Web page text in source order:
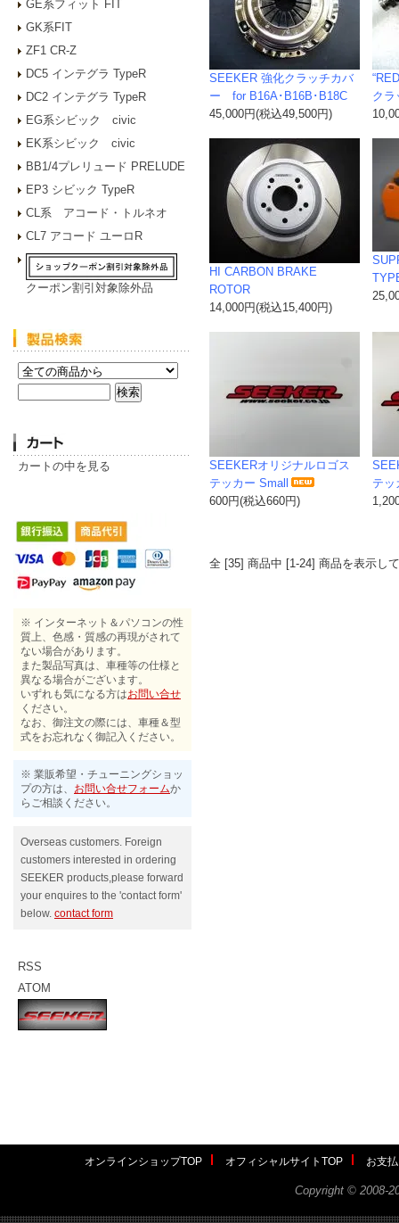
GE系フィット FIT
GK系FIT
ZF1 CR-Z
DC5 インテグラ TypeR
DC2 インテグラ TypeR
EG系シビック civic
EK系シビック civic
BB1/4プレリュード PRELUDE
EP3 シビック TypeR
CL系 アコード・トルネオ
CL7 アコード ユーロR
クーポン割引対象除外品
カートの中を見る
※ インターネット＆パソコンの性
質上、色感・質感の再現がされて
ない場合があります。
また製品写真は、車種等の仕様と
異なる場合がございます。
いずれも気になる方はお問い合せ
ください。
なお、御注文の際には、車種＆型
式をお忘れなく御記入ください。
※ 業販希望・チューニングショッ
プの方は、 お問い合せフォームか
らご相談ください。
Overseas customers. Foreign
customers interested in ordering
SEEKER products,please forward
your enquires to the 'contact form'
below. contact form
RSS
ATOM
SEEKER 強化クラッチカバ
ー for B16A･B16B･B18C
45,000円(税込49,500円)
クラ
HI CARBON BRAKE
ROTOR
14,000円(税込15,400円)
SEEKERオリジナルロゴス
テッカー Small
600円(税込660円)
テッ
全 [35] 商品中 [1-24] 商品を表示
オンラインショップTOP オフィシャルサイトTOP お支
Copyright © 2008-